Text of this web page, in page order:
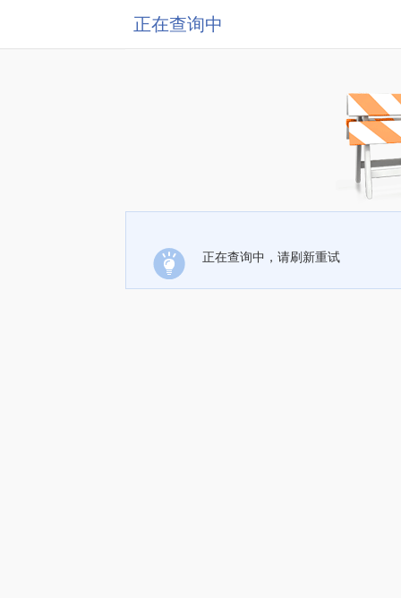
正在查询中
正在查询中，请刷新重试